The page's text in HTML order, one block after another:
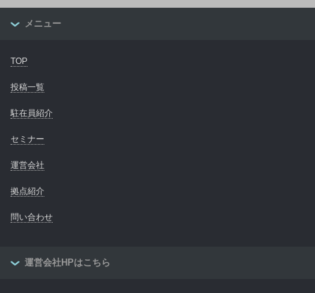
メニュー
TOP
投稿一覧
駐在員紹介
セミナー
運営会社
拠点紹介
問い合わせ
運営会社HPはこちら